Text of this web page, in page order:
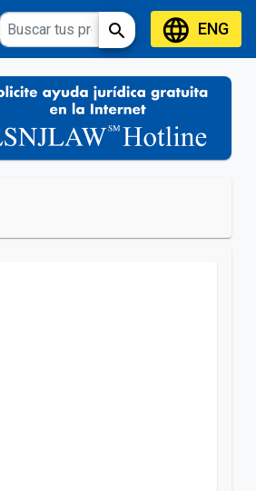
Toolsexpand_more search languageENG